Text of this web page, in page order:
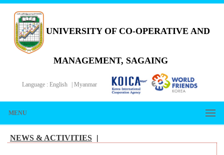
UNIVERSITY OF CO-OPERATIVE AND
MANAGEMENT, SAGAING
Language : English | Myanmar
MENU
NEWS & ACTIVITIES |